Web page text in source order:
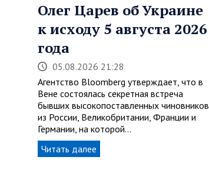
Олег Царев об Украине
к исходу 5 августа 2026
года
05.08.2026 21:28
Агентство Bloomberg утверждает, что в
Вене состоялась секретная встреча
бывших высокопоставленных чиновников
из России, Великобритании, Франции и
Германии, на которой…
Читать далее